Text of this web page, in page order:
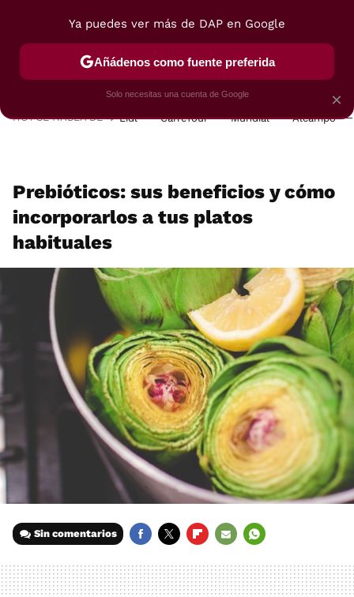
POSTRES VIAJES SELECCIÓN VEGUI
HOY SE HABLA DE Lidl Carrefour Mundial Alcampo
Prebióticos: sus beneficios y cómo
incorporarlos a tus platos
habituales
Sin comentarios
MAIL
×
Ya puedes ver más de DAP en Google
Añádenos como fuente preferida
Solo necesitas una cuenta de Google